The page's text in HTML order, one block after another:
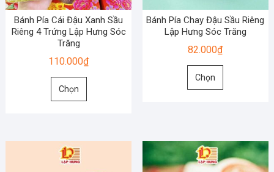
Bánh Pía Cái Đậu Xanh Sầu
Riêng 4 Trứng Lập Hưng Sóc
Trăng
110.000₫
Chọn
Sản
nhiều
Bánh Pía Chay Đậu Sầu Riêng
Lập Hưng Sóc Trăng
82.000₫
Chọn
Sản
biến
thể.